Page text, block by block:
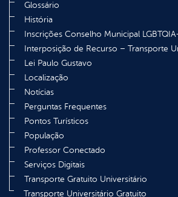
Glossário
História
Inscrições Conselho Municipal
Interposição de Recurso – Transporte
Lei Paulo Gustavo
Localização
Notícias
Perguntas Frequentes
Pontos Turísticos
População
Professor Conectado
Serviços Digitais
Transporte Gratuito Universitário
Transporte Universitário Gratuito